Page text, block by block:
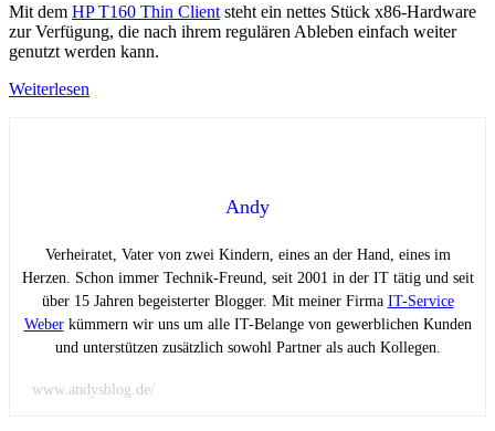
Mit dem HP T160 Thin Client steht ein nettes Stück x86-Hardware
zur Verfügung, die nach ihrem regulären Ableben einfach weiter
genutzt werden kann.
Weiterlesen
Andy
Verheiratet, Vater von zwei Kindern, eines an der Hand, eines im
Herzen. Schon immer Technik-Freund, seit 2001 in der IT tätig und seit
über 15 Jahren begeisterter Blogger. Mit meiner Firma IT-Service
Weberkümmern wir uns um alle IT-Belange von gewerblichen Kunden
und unterstützen zusätzlich sowohl Partner als auch Kollegen.
www.andysblog.de/